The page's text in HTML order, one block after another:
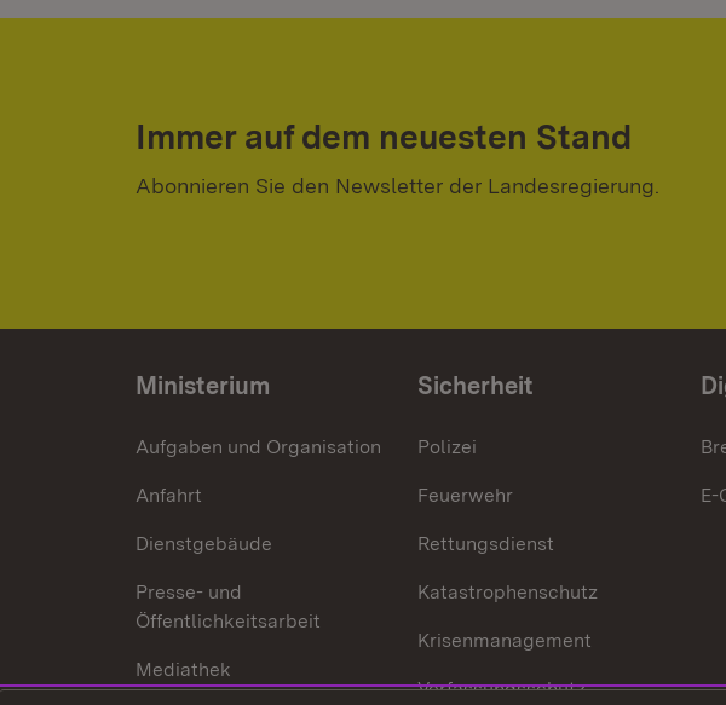
Immer auf dem neuesten Stand
Abonnieren Sie den Newsletter der Landesregierung.
Ministerium
Aufgaben und Organisation
Anfahrt
Dienstgebäude
Presse- und
Öffentlichkeitsarbeit
Mediathek
Sicherheit
Polizei
Feuerwehr
Rettungsdienst
Katastrophenschutz
Krisenmanagement
Verfassungsschutz
E-